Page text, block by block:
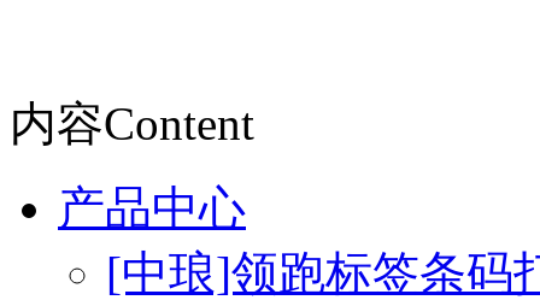
内容Content
产品中心
[中琅]领跑标签条码